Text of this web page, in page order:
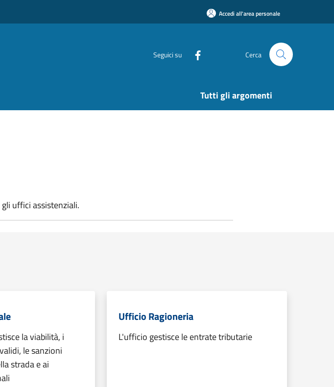
Accedi all'area personale
Seguici su Cerca
Tutti gli argomenti
uffici assistenziali.
la viabilità, i
le sanzioni
strada e ai
Ufficio Ragioneria
L'ufficio gestisce le entrate tributarie